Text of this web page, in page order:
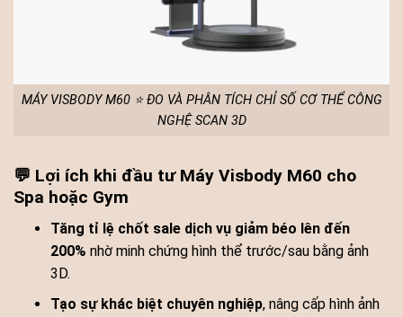
MÁY VISBODY M60 ⭐ ĐO VÀ PHÂN TÍCH CHỈ SỐ CƠ THỂ CÔNG
NGHỆ SCAN 3D
💬 Lợi ích khi đầu tư Máy Visbody M60 cho
Spa hoặc Gym
Tăng tỉ lệ chốt sale dịch vụ giảm béo lên đến
200% nhờ minh chứng hình thể trước/sau bằng ảnh
3D.
Tạo sự khác biệt chuyên nghiệp, nâng cấp hình ảnh